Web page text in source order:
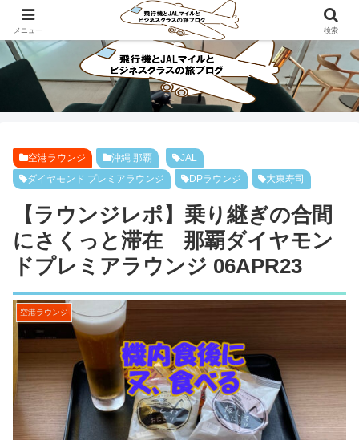
ビジネスクラスで旅にでよう！！
空港ラウンジ 沖縄 那覇
JAL
ダイヤモンド プレミアラウンジ
DPラウンジ 大東寿司
【ラウンジレポ】乗り継ぎの合間
にさくっと滞在 那覇ダイヤモン
ドプレミアラウンジ 06APR23
空港ラウンジ
メニュー 検索